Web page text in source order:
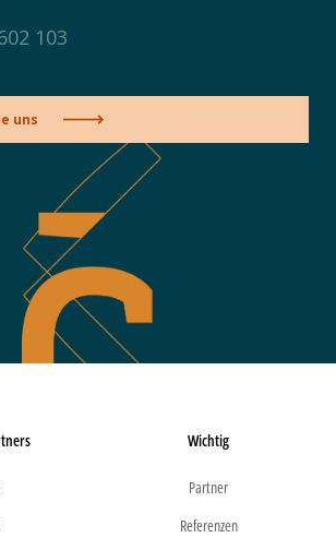
103
uns
Wichtig
Partner
Referenzen